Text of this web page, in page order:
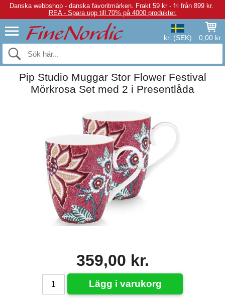
Danska webbshop - danska favoritmärken. Frakt 59 kr - fri från 899 kr.
REA - Spara upp till 70% på 4000 produkter.
kr. (SEK) 0,00 kr.
Pip Studio Muggar Stor Flower Festival
Mörkrosa Set med 2 i Presentlåda
359,00 kr.
Lägg i varukorg